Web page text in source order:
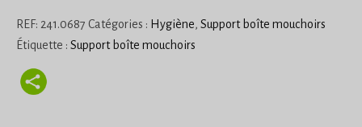
REF: 241.0687 Catégories : Hygiène, Support boîte mouchoirs
Étiquette : Support boîte mouchoirs